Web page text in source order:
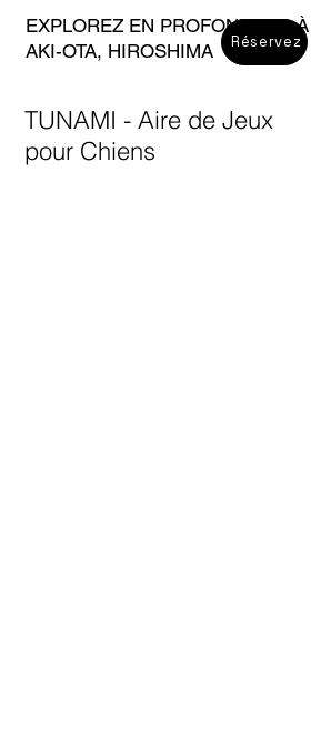
EXPLOREZ EN PROFONDEUR À
AKI-OTA, HIROSHIMA
Réservez
TUNAMI - Aire de Jeux
pour Chiens